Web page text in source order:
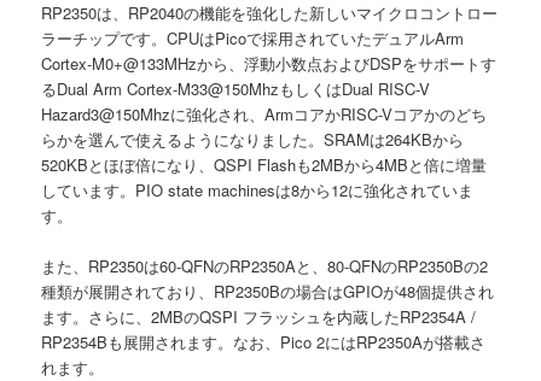
RP2350は、RP2040の機能を強化した新しいマイクロコントロー
ラーチップです。CPUはPicoで採用されていたデュアルArm
Cortex-M0+@133MHzから、浮動小数点およびDSPをサポートす
るDual Arm Cortex-M33@150MhzもしくはDual RISC-V
Hazard3@150Mhzに強化され、ArmコアかRISC-Vコアかのどち
らかを選んで使えるようになりました。SRAMは264KBから
520KBとほぼ倍になり、QSPI Flashも2MBから4MBと倍に増量
しています。PIO state machinesは8から12に強化されていま
す。
また、RP2350は60-QFNのRP2350Aと、80-QFNのRP2350Bの2
種類が展開されており、RP2350Bの場合はGPIOが48個提供され
ます。さらに、2MBのQSPI フラッシュを内蔵したRP2354A /
RP2354Bも展開されます。なお、Pico 2にはRP2350Aが搭載さ
れます。